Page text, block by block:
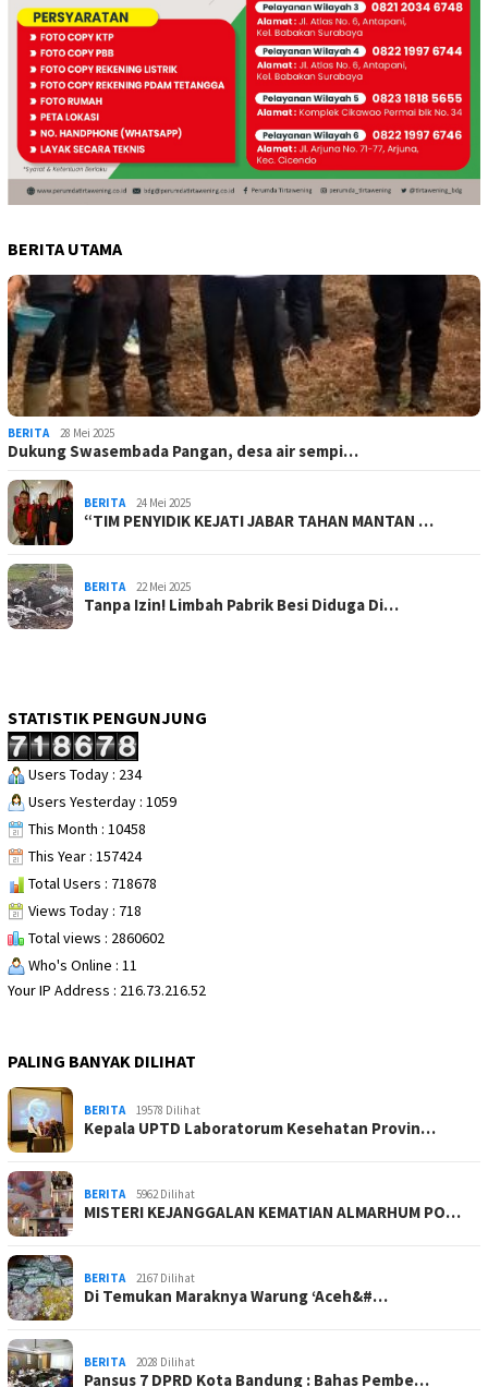
BERITA UTAMA
BERITA 28 Mei 2025
Dukung Swasembada Pangan, desa air sempi…
BERITA 24 Mei 2025
“TIM PENYIDIK KEJATI JABAR TAHAN MANTAN …
BERITA 22 Mei 2025
Tanpa Izin! Limbah Pabrik Besi Diduga Di…
STATISTIK PENGUNJUNG
Users Today : 234
Users Yesterday : 1059
This Month : 10458
This Year : 157424
Total Users : 718678
Views Today : 718
Total views : 2860602
Who's Online : 11
Your IP Address : 216.73.216.52
PALING BANYAK DILIHAT
BERITA 19578 Dilihat
Kepala UPTD Laboratorum Kesehatan Provin…
BERITA 5962 Dilihat
MISTERI KEJANGGALAN KEMATIAN ALMARHUM PO…
BERITA 2167 Dilihat
Di Temukan Maraknya Warung ‘Aceh&#…
BERITA 2028 Dilihat
Pansus 7 DPRD Kota Bandung : Bahas Pembe…